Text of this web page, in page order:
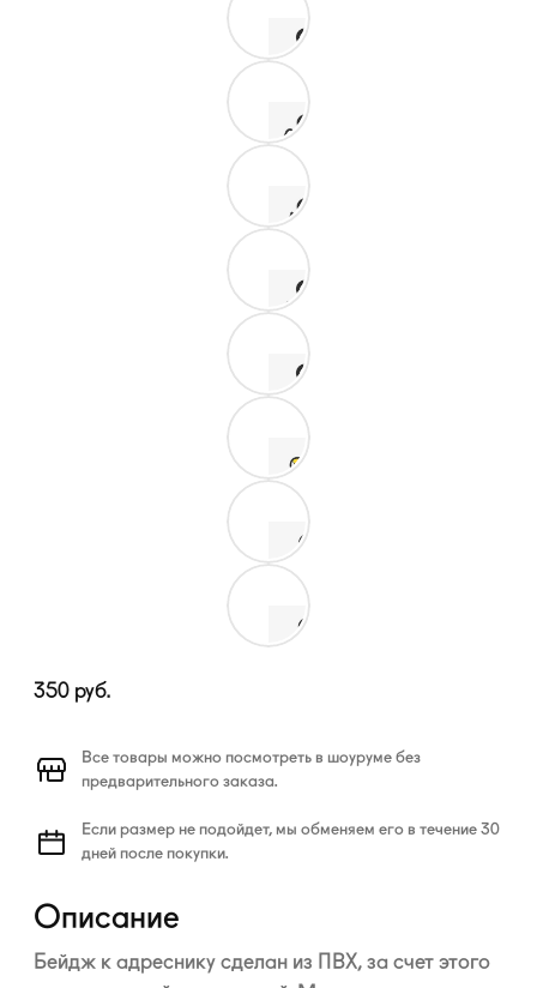
350 руб.
Все товары можно посмотреть в шоуруме без
предварительного заказа.
Если размер не подойдет, мы обменяем его в течение 30
дней после покупки.
Описание
Бейдж к адреснику сделан из ПВХ, за счет этого